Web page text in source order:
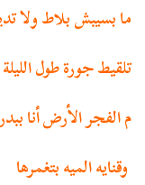
ما بسيبش بلاط ولا
تلقيط جورة طول الليلة
م الفجر الأرض أنا
وقنايه الميه بتغمرها